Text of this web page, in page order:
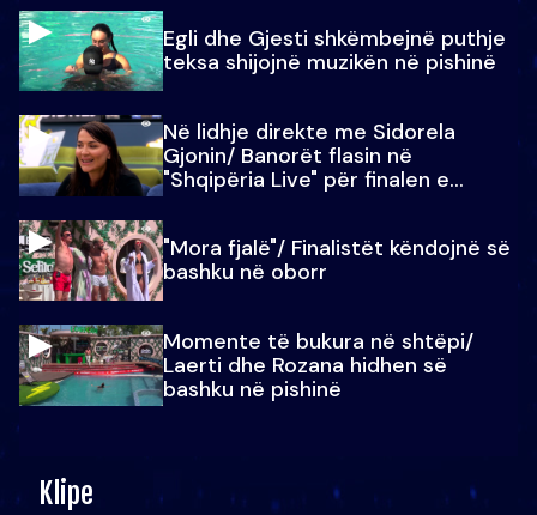
Egli dhe Gjesti shkëmbejnë puthje
teksa shijojnë muzikën në pishinë
Në lidhje direkte me Sidorela
Gjonin/ Banorët flasin në
"Shqipëria Live" për finalen e
"Mora fjalë"/ Finalistët këndojnë së
bashku në oborr
Momente të bukura në shtëpi/
Laerti dhe Rozana hidhen së
bashku në pishinë
Klipe